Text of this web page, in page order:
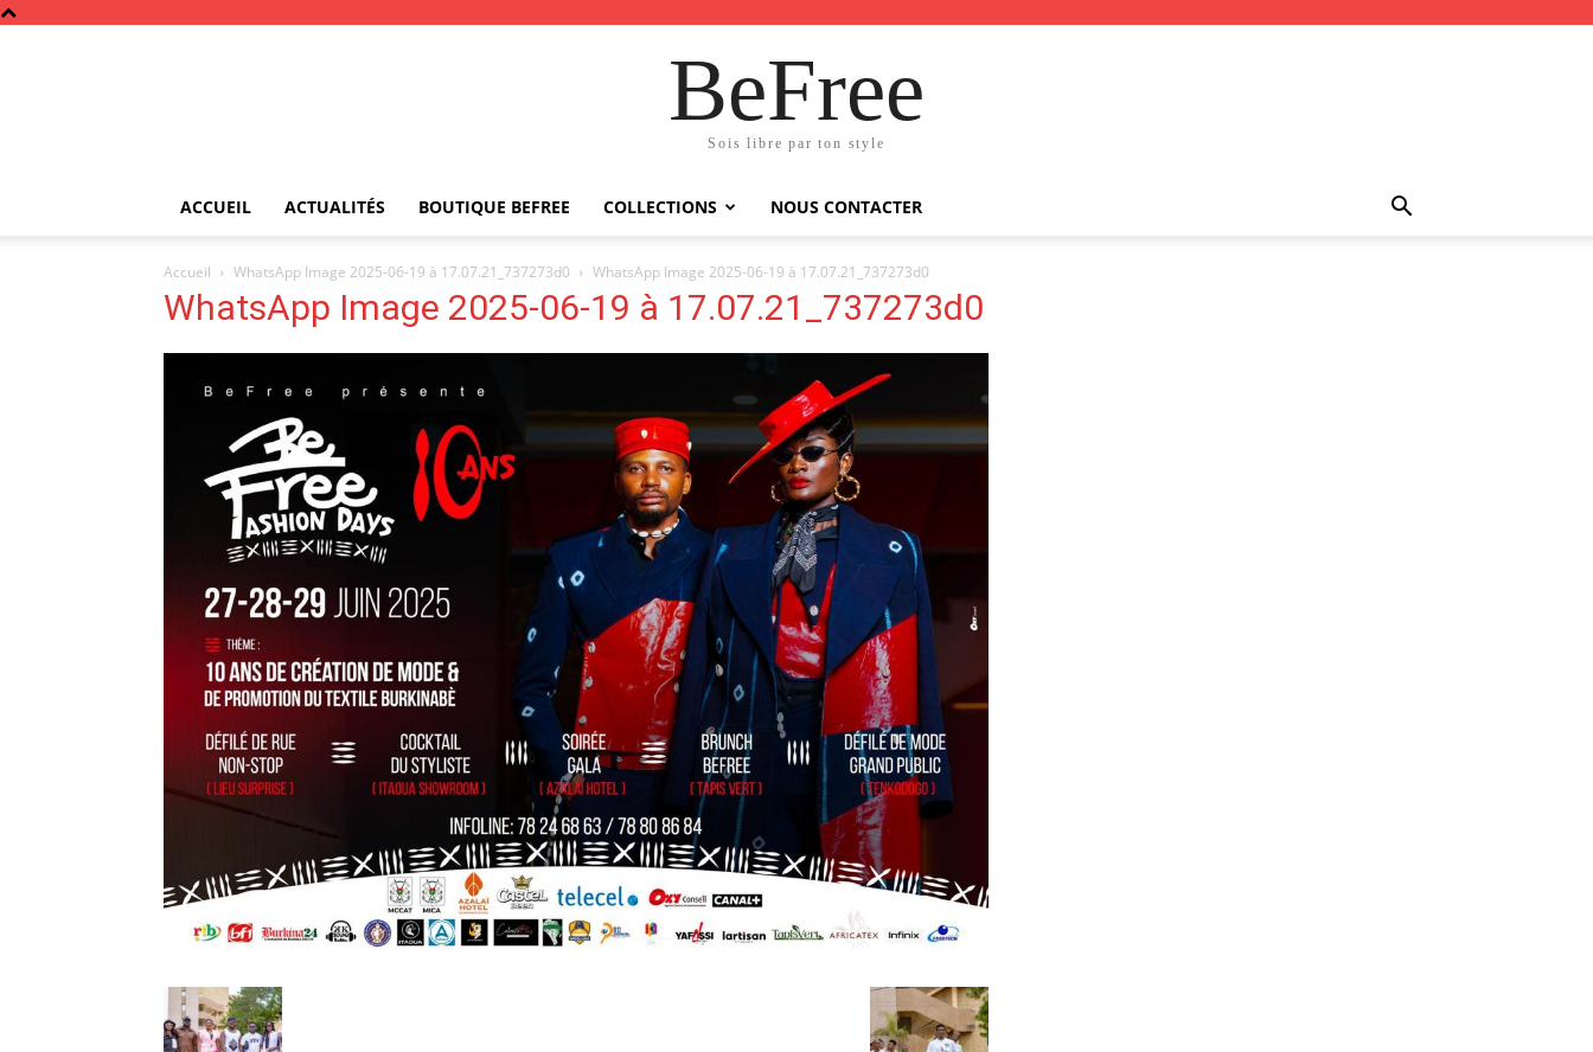
BeFree
Sois libre par ton style
ACCUEIL ACTUALITÉS BOUTIQUE BEFREE COLLECTIONS NOUS CONTACTER
Accueil WhatsApp Image 2025-06-19 à 17.07.21_737273d0 WhatsApp Image 2025-06-19 à 17.07.21_737273d0
WhatsApp Image 2025-06-19 à 17.07.21_737273d0